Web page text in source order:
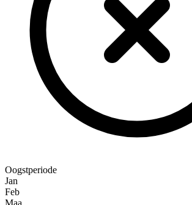
Oogstperiode
Jan
Feb
Maa